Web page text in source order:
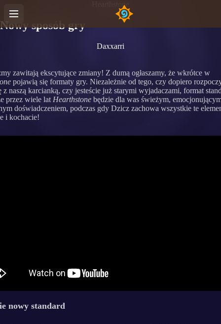
Hearthstone
Nowy sposób gry
Daxxarri
zawitają ekscytujące zmiany! Z dumą ogłaszamy, że wkrótce w
pojawią się formaty gry. Niezależnie od tego, czy dopiero
z naszą karcianką, czy jesteście już starymi wyjadaczami, format
przez wiele lat Hearthstone będzie dla was świeżym,
doświadczeniem, podczas gdy Dzicz zachowa wszystkie te
i kochacie!
nowy standard